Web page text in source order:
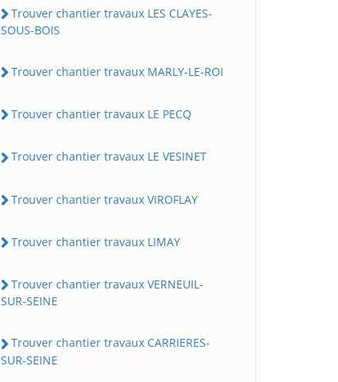
Trouver chantier travaux LES CLAYES-
SOUS-BOIS
Trouver chantier travaux MARLY-LE-ROI
Trouver chantier travaux LE PECQ
Trouver chantier travaux LE VESINET
Trouver chantier travaux VIROFLAY
Trouver chantier travaux LIMAY
Trouver chantier travaux VERNEUIL-
SUR-SEINE
Trouver chantier travaux CARRIERES-
SUR-SEINE